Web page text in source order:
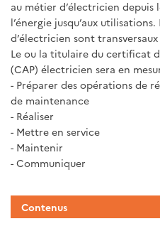
au métier d’électricien
l’énergie jusqu’aux
d’électricien sont
Le ou la titulaire du certificat
(CAP) électricien sera en
- Préparer des opérations de
de maintenance
- Réaliser
- Mettre en service
- Maintenir
- Communiquer
Contenus